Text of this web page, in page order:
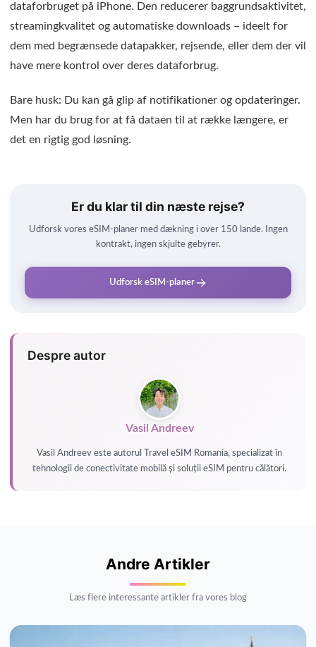
dataforbruget på iPhone. Den reducerer baggrundsaktivitet,
streamingkvalitet og automatiske downloads – ideelt for
dem med begrænsede datapakker, rejsende, eller dem der vil
have mere kontrol over deres dataforbrug.
Bare husk: Du kan gå glip af notifikationer og opdateringer.
Men har du brug for at få dataen til at række længere, er
det en rigtig god løsning.
Er du klar til din næste rejse?
Udforsk vores eSIM-planer med dækning i over 150 lande. Ingen
kontrakt, ingen skjulte gebyrer.
Udforsk eSIM-planer
Despre autor
Vasil Andreev
Vasil Andreev este autorul Travel eSIM Romania, specializat în
tehnologii de conectivitate mobilă și soluții eSIM pentru călători.
Andre Artikler
Læs flere interessante artikler fra vores blog